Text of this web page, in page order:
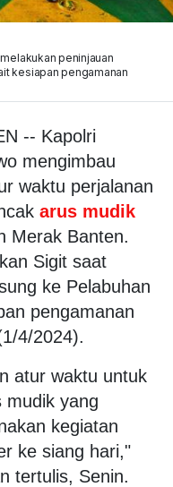
peninjauan
kesiapan pengamanan
-- Kapolri
mengimbau
waktu perjalanan
arus mudik
Merak Banten.
Sigit saat
ke Pelabuhan
pengamanan
4/2024).
atur waktu untuk
mudik yang
kegiatan
ke siang hari,"
tertulis, Senin.